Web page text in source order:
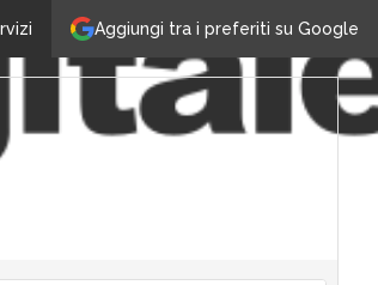
Aggiungi tra i preferiti su Google